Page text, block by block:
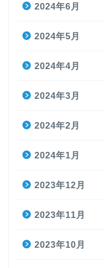
2024年6月
2024年5月
2024年4月
2024年3月
2024年2月
2024年1月
2023年12月
2023年11月
2023年10月